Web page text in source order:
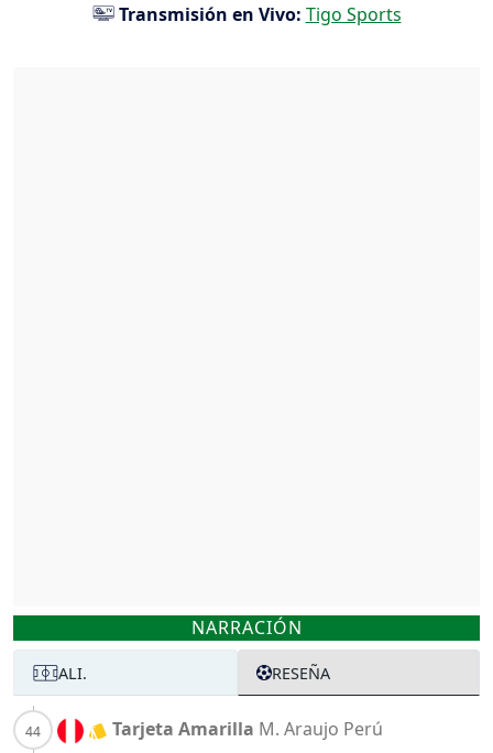
Transmisión en Vivo: Tigo Sports
NARRACIÓN
ALI. RESEÑA
Tarjeta Amarilla M. Araujo Perú